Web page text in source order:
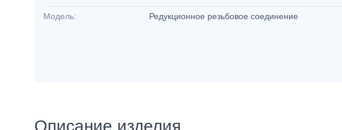
Модель: Редукционное резьбовое соединение
Описание изделия